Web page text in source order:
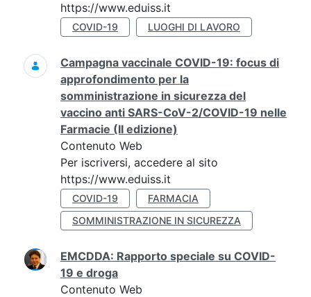
https://www.eduiss.it
COVID-19 LUOGHI DI LAVORO
Campagna vaccinale COVID-19: focus di
approfondimento per la
somministrazione in sicurezza del
vaccino anti SARS-CoV-2/COVID-19 nelle
Farmacie (II edizione)
Contenuto Web
Per iscriversi, accedere al sito
https://www.eduiss.it
COVID-19
FARMACIA
SOMMINISTRAZIONE IN SICUREZZA
EMCDDA: Rapporto speciale su COVID-
19 e droga
Contenuto Web